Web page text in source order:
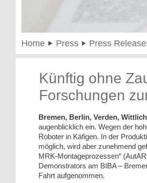
Home Press Press
Künftig ohne
Forschungen
Bremen, Berlin, Verden,
augenblicklich ein. Wegen der
Roboter in Käfigen. In der
möglich, wird aber zunehmend
MRK-Montageprozessen“
Demonstrators am BIBA –
Fahrt aufgenommen.